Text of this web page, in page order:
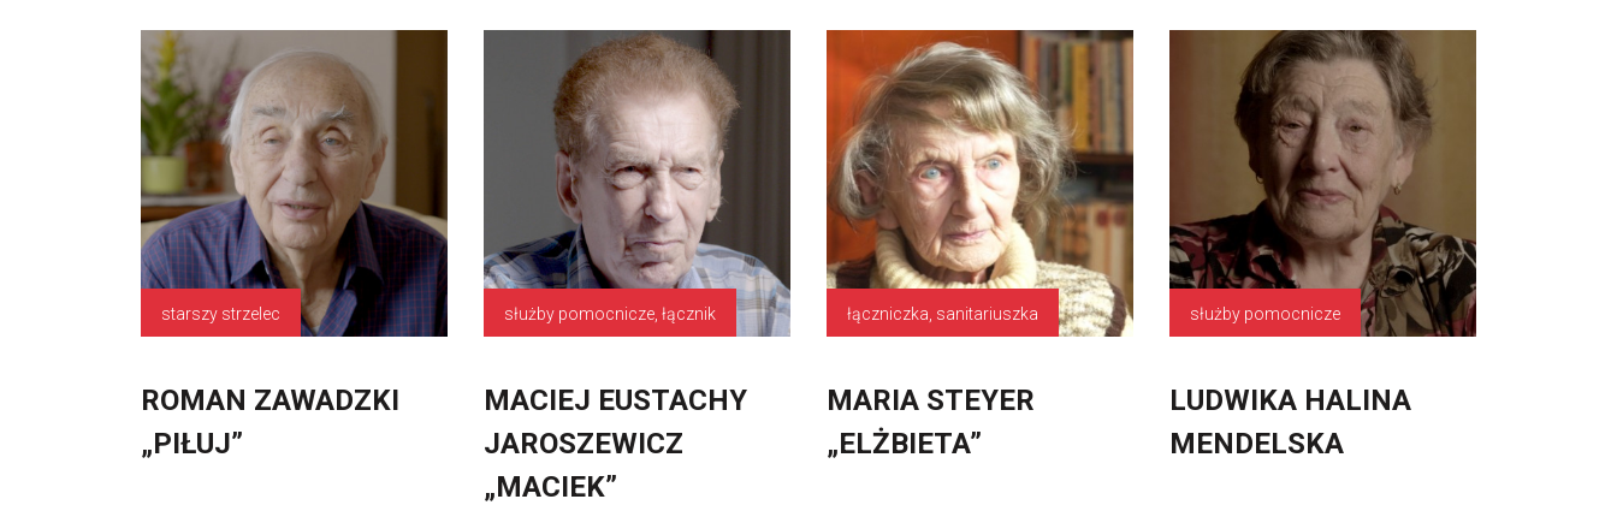
starszy strzelec
ROMAN ZAWADZKI
„PIŁUJ”
służby pomocnicze, łącznik
MACIEJ EUSTACHY
JAROSZEWICZ
„MACIEK”
łączniczka, sanitariuszka
MARIA STEYER
„ELŻBIETA”
służby pomocnicze
LUDWIKA HALINA
MENDELSKA